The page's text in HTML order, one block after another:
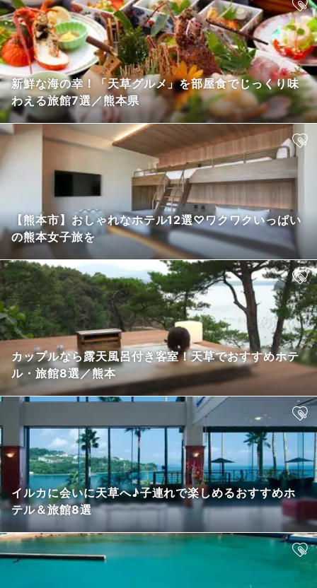
新鮮な海の幸！「天草グルメ」を部屋食でじっくり味
わえる旅館7選／熊本県
【熊本市】おしゃれなホテル12選♡ワクワクいっぱい
の熊本女子旅を
カップルなら露天風呂付き客室！天草でおすすめホテ
ル・旅館8選／熊本
イルカに会いに天草へ♪子連れで楽しめるおすすめホ
テル＆旅館8選